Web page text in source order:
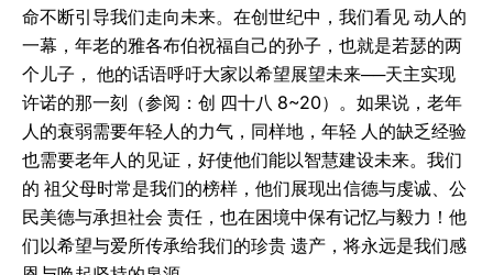
命不断引导我们走向未来。在创世纪中，我们看见 动人的
一幕，年老的雅各布伯祝福自己的孙子，也就是若瑟的两
个儿子， 他的话语呼吁大家以希望展望未来──天主实现
许诺的那一刻（参阅：创 四十八 8~20）。如果说，老年
人的衰弱需要年轻人的力气，同样地，年轻 人的缺乏经验
也需要老年人的见证，好使他们能以智慧建设未来。我们
的 祖父母时常是我们的榜样，他们展现出信德与虔诚、公
民美德与承担社会 责任，也在困境中保有记忆与毅力！他
们以希望与爱所传承给我们的珍贵 遗产，将永远是我们感